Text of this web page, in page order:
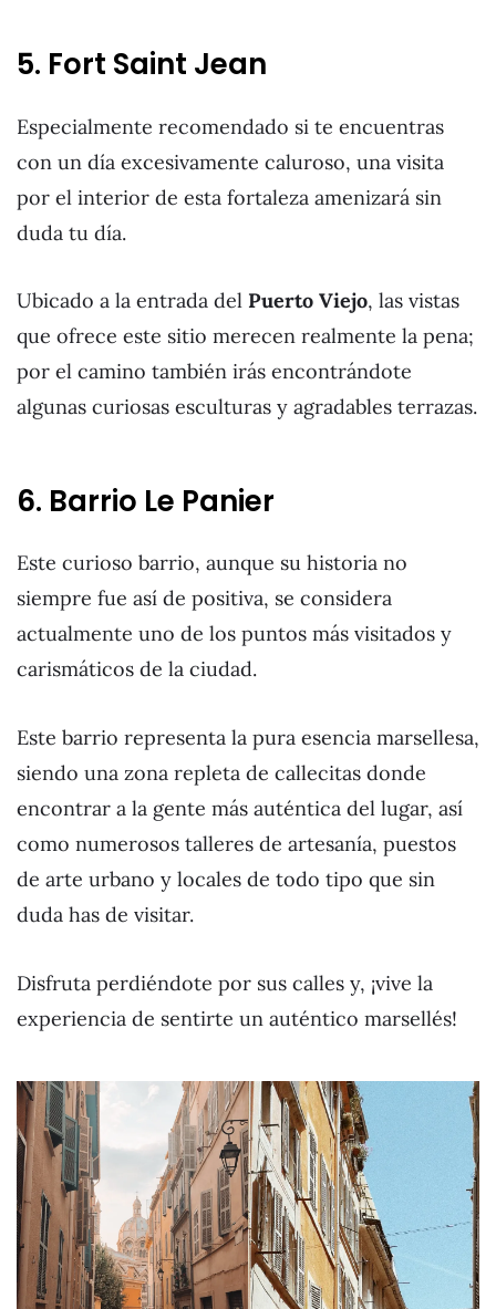
5. Fort Saint Jean
Especialmente recomendado si te encuentras
con un día excesivamente caluroso, una visita
por el interior de esta fortaleza amenizará sin
duda tu día.
Ubicado a la entrada del Puerto Viejo, las vistas
que ofrece este sitio merecen realmente la pena;
por el camino también irás encontrándote
algunas curiosas esculturas y agradables terrazas.
6. Barrio Le Panier
Este curioso barrio, aunque su historia no
siempre fue así de positiva, se considera
actualmente uno de los puntos más visitados y
carismáticos de la ciudad.
Este barrio representa la pura esencia marsellesa,
siendo una zona repleta de callecitas donde
encontrar a la gente más auténtica del lugar, así
como numerosos talleres de artesanía, puestos
de arte urbano y locales de todo tipo que sin
duda has de visitar.
Disfruta perdiéndote por sus calles y, ¡vive la
experiencia de sentirte un auténtico marsellés!